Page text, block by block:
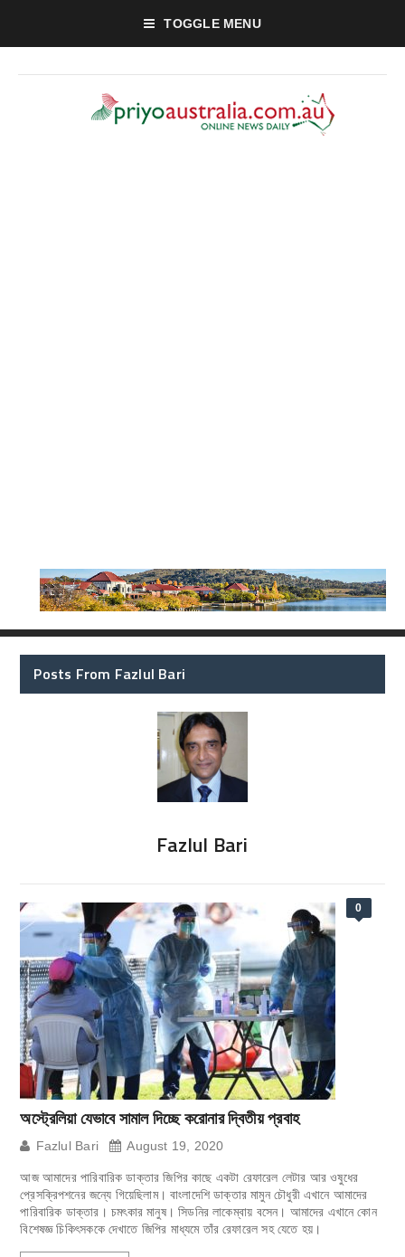
TOGGLE MENU
Posts From Fazlul Bari
Fazlul Bari
0
অস্ট্রেলিয়া যেভাবে সামাল দিচ্ছে করোনার দ্বিতীয় প্রবাহ
Fazlul Bari August 19, 2020
আজ আমাদের পারিবারিক ডাক্তার জিপির কাছে একটা রেফারেল লেটার আর ওষুধের
প্রেসক্রিপশনের জন্যে গিয়েছিলাম। বাংলাদেশি ডাক্তার মামুন চৌধুরী এখানে আমাদের
পারিবারিক ডাক্তার। চমৎকার মানুষ। সিডনির লাকেম্বায় বসেন। আমাদের এখানে কোন
বিশেষজ্ঞ চিকিৎসককে দেখাতে জিপির মাধ্যমে তাঁর রেফারেল সহ যেতে হয়।